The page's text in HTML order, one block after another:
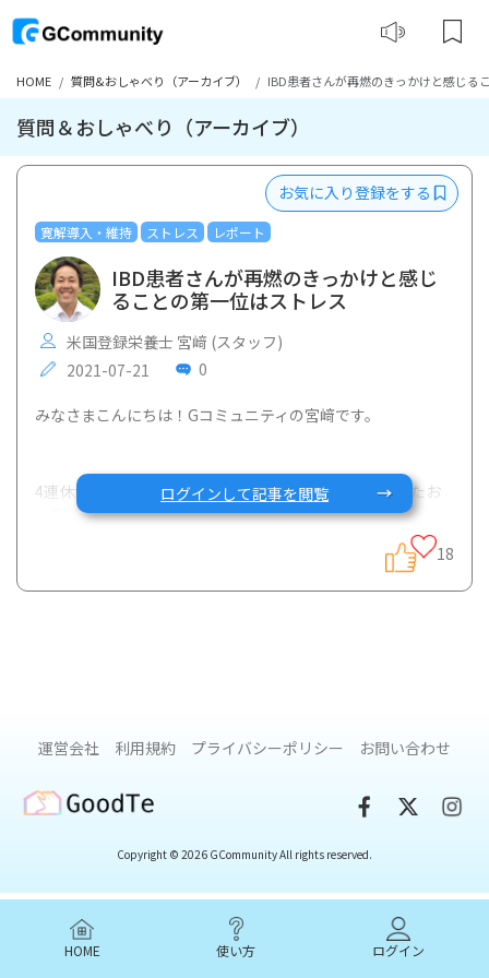
HOME 質問&おしゃべり（アーカイブ） IBD患者さんが再燃のきっかけと感じる
質問＆おしゃべり（アーカイブ）
寛解導入・維持 ストレス レポート
お気に入り登録をする
IBD患者さんが再燃のきっかけと感じ
ることの第一位はストレス
米国登録栄養士 宮﨑 (スタッフ)
2021-07-21
0
みなさまこんにちは！Gコミュニティの宮﨑です。
4連休が始まりましたがいかがお過ごしでしょうか？またお
仕事続いている方はお疲れ様ですm(_ _)m
さて、ご存知のように8/8 (日)には大阪IBDさんとの共催イベ
そこで今回は、プレスリリースの中でも引用されていただい
た大阪IBDさんが実施されたIBD患者さんへのアンケート結果
す。
ん、Med-Link Cousultingさん、BIGREEN Inc,さんのご協力
のもと実施し、243名のIBD患者さんから回答を得たとのこと
です。調査のフルバージョンはこちら
。ではいくつかの結果
ログインして記事を閲覧
18
HOME 使い方 ログイン
運営会社 利用規約 プライバシーポリシー お問い合わせ
GoodTe
Copyright © 2026 GCommunity All rights reserved.